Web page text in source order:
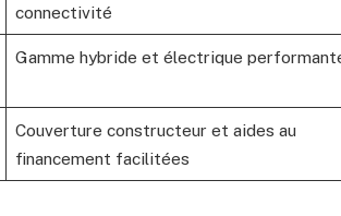
connectivité
Gamme hybride et électrique
Couverture constructeur et aides au
financement facilitées